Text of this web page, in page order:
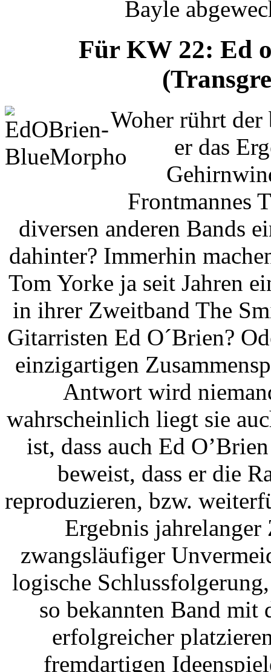
Bayle
Für KW 22: Ed
Woher rührt der
er das
Frontmannes
diversen anderen Bands
dahinter? Immerhin
Tom Yorke ja seit Jahren
in ihrer Zweitband The
Gitarristen Ed O´Brien?
einzigartigen
Antwort wird
wahrscheinlich liegt sie
ist, dass auch Ed
beweist, dass er die
reproduzieren, bzw.
Ergebnis
zwangsläufiger
logische
so bekannten Band mit
erfolgreicher
fremdartigen